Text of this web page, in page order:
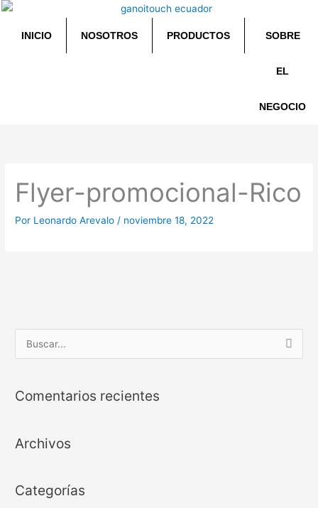
Ir
INICIO NOSOTROS PRODUCTOS SOBRE
EL
NEGOCIO
Flyer-promocional-Rico
Por Leonardo Arevalo / noviembre 18, 2022
c
r
Comentarios recientes
Archivos
Categorías